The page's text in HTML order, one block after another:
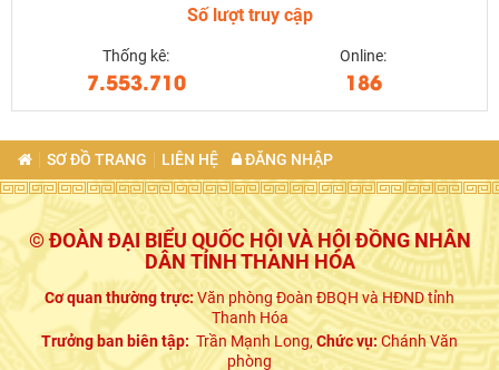
Số lượt truy cập
Thống kê:
7.553.710
Online:
186
SƠ ĐỒ TRANG LIÊN HỆ ĐĂNG NHẬP
© ĐOÀN ĐẠI BIỂU QUỐC HỘI VÀ HỘI ĐỒNG NHÂN
DÂN TỈNH THANH HÓA
Cơ quan thường trực:Văn phòng Đoàn ĐBQH và HĐND tỉnh
Thanh Hóa
Trưởng ban biên tập: Trần Mạnh Long,Chức vụ:Chánh Văn
phòng